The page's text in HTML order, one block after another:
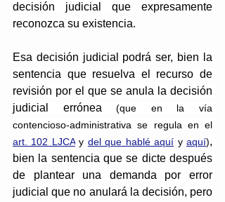
decisión judicial que expresamente
reconozca su existencia.
Esa decisión judicial podrá ser, bien la
sentencia que resuelva el recurso de
revisión por el que se anula la decisión
judicial errónea (que en la vía
art. 102 LJCA y del que hablé aquí y aquí),
bien la sentencia que se dicte después
de plantear una demanda por error
judicial que no anulará la decisión, pero